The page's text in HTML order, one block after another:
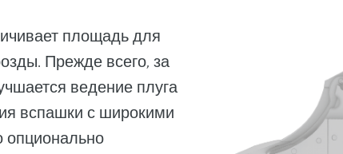
площадь для
Прежде всего, за
ведение плуга
вспашки с широкими